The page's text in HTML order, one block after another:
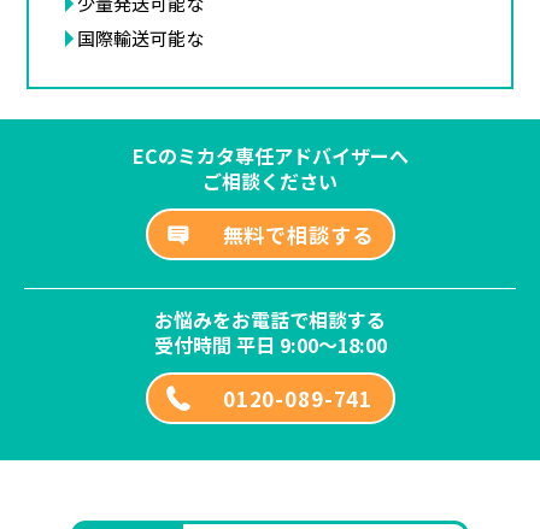
国際輸送可能な
ECのミカタ専任アドバイザーへ
ご相談ください
無料で相談する
お悩みをお電話で相談する
受付時間 平日 9:00～18:00
0120-089-741